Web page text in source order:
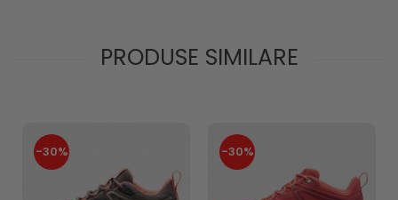
PRODUSE SIMILARE
-30% -30%